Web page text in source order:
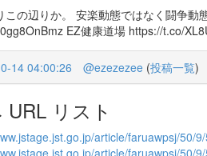
この辺りか。 安楽動態ではなく闘争
EZ健康道場 https://t.co/
14 04:00:26 @ezezezee (投稿一覧)
URL リスト
article/faruawpsj/50/
article/faruawpsj/50/